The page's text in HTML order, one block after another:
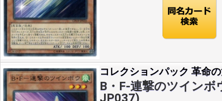
コレクションパック 革命
B・F-連撃のツインボ
JP037)